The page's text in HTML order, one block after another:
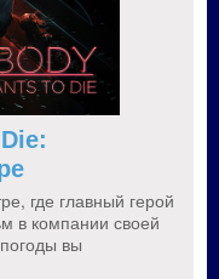
где главный герой
в компании своей
вы